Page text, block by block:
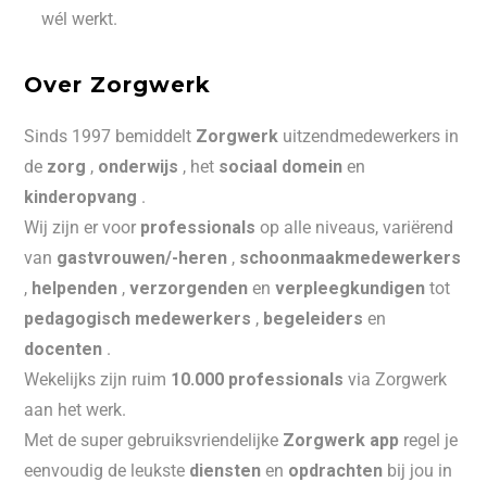
wél werkt.
Over Zorgwerk
Sinds 1997 bemiddelt Zorgwerk uitzendmedewerkers in
de zorg , onderwijs , het sociaal domeinen
kinderopvang .
Wij zijn er voor professionalsop alle niveaus, variërend
van gastvrouwen/-heren , schoonmaakmedewerkers
, helpenden ,verzorgendenenverpleegkundigentot
pedagogisch medewerkers , begeleidersen
docenten .
Wekelijks zijn ruim 10.000 professionalsvia Zorgwerk
aan het werk.
Met de super gebruiksvriendelijke Zorgwerk app regel je
eenvoudig de leukste dienstenen opdrachten bij jou in